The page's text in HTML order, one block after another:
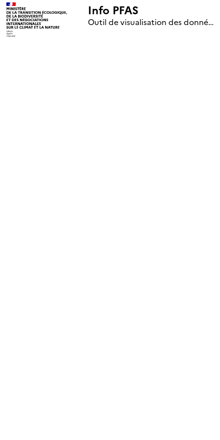
Info PFAS
Outil de visualisation des données nationales de surveillance des substances PFAS (mise à jour le 1er jour de chaque mois)
+
–